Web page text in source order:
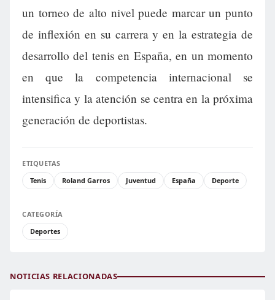
un torneo de alto nivel puede marcar un punto
de inflexión en su carrera y en la estrategia de
desarrollo del tenis en España, en un momento
en que la competencia internacional se
intensifica y la atención se centra en la próxima
generación de deportistas.
ETIQUETAS
Tenis
Roland Garros Juventud España Deporte
CATEGORÍA
Deportes
NOTICIAS RELACIONADAS